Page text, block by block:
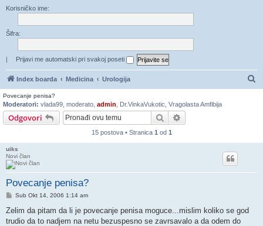
Korisničko ime:
Šifra:
| Prijavi me automatski pri svakoj poseti
Index boarda Medicina Urologija
Povecanje penisa?
Moderatori: vlada99 moderato admin Dr.VinkaVukotic Vragolasta Amfibija
Odgovori Pretraga
15 postova • Stranica 1 od 1
uiks
Novi član
Povecanje penisa?
Post
Sub Okt 14, 2006 1:14 am
Zelim da pitam da li je povecanje penisa moguce...mislim koliko se god
trudio da to nadjem na netu bezuspesno se zavrsavalo a da odem do